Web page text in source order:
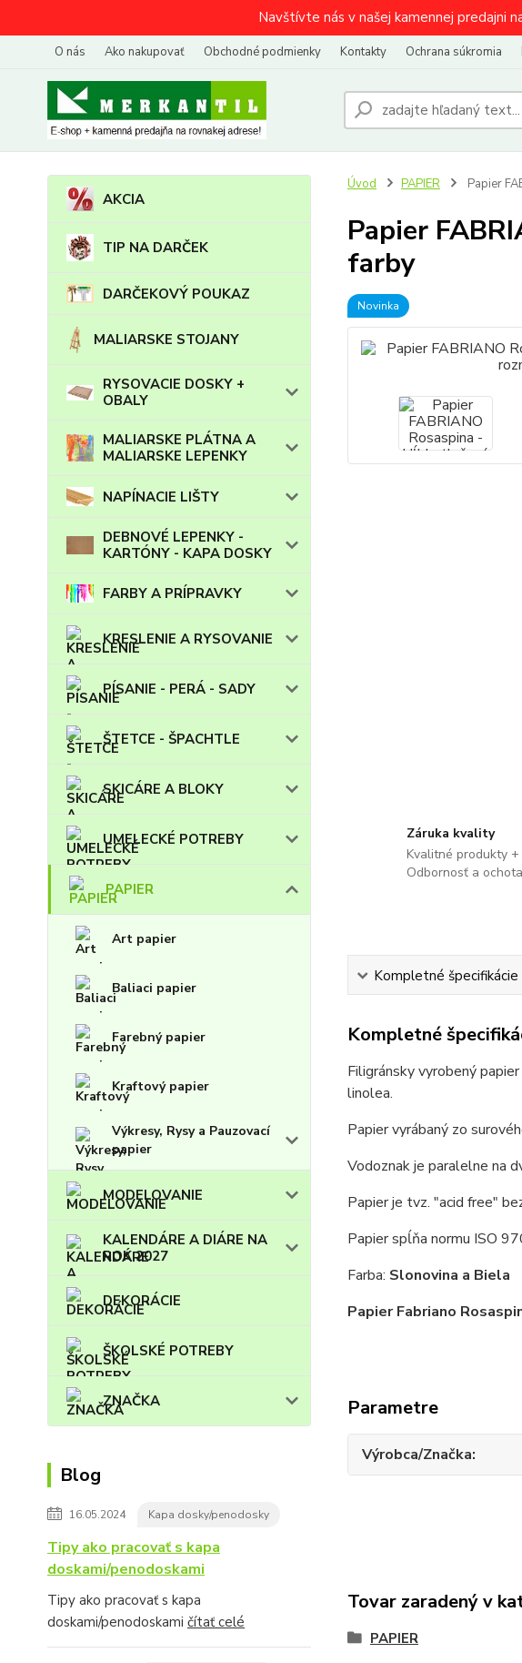
Navštívte nás v našej kamennej predajni
O nás Ako nakupovať Obchodné podmienky Kontakty Ochrana súkromia
AKCIA
TIP NA DARČEK
DARČEKOVÝ POUKAZ
MALIARSKE STOJANY
RYSOVACIE DOSKY +
OBALY
MALIARSKE PLÁTNA A
MALIARSKE LEPENKY
NAPÍNACIE LIŠTY
DEBNOVÉ LEPENKY -
KARTÓNY - KAPA DOSKY
FARBY A PRÍPRAVKY
KRESLENIE A RYSOVANIE
PÍSANIE - PERÁ - SADY
ŠTETCE - ŠPACHTLE
SKICÁRE A BLOKY
UMELECKÉ POTREBY
PAPIER
Art papier
Baliaci papier
Farebný papier
Kraftový papier
Výkresy, Rysy a Pauzovací
papier
MODELOVANIE
KALENDÁRE A DIÁRE NA
ROK 2027
DEKORÁCIE
ŠKOLSKÉ POTREBY
ZNAČKA
Blog
16.05.2024 Kapa dosky/penodosky
Tipy ako pracovať s kapa
doskami/penodoskami
Tipy ako pracovať s kapa
doskami/penodoskami čítať celé
Úvod PAPIER Papier
Papier
farby
Novinka
Záruka kvality
Kvalitné produkty +
Odbornosť a ochota
Kompletné špecifikácie
Kompletné
Filigránsky vyrobený
linolea.
Papier vyrábaný zo
Vodoznak je paralelne na
Papier je tvz. "acid free"
Papier spĺňa normu ISO
Farba: Slonovina a Biela
Papier Fabriano
Parametre
Výrobca/Značka
Tovar zaradený v
PAPIER